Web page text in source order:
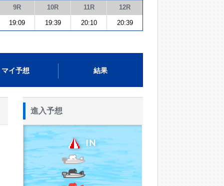
9R 10R 11R 12R
19:09 19:39 20:10 20:39
マイ予想 結果
進入予想